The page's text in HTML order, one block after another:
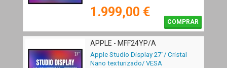
1.999,00 €
COMPRAR
APPLE - MFF24YP/A
Apple Studio Display 27"/ Cristal
Nano texturizado/ VESA